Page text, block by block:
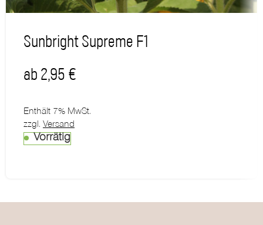
Sunbright Supreme F1
ab 2,95 €
Enthält 7% MwSt.
zzgl. Versand
Vorrätig